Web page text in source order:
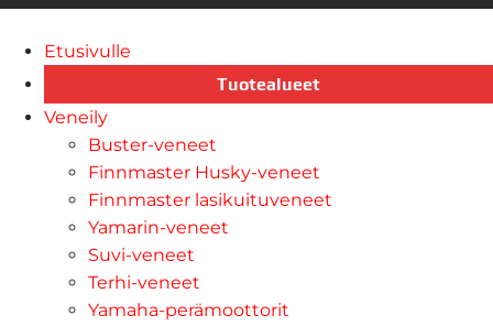
Etusivulle
Tuotealueet
Veneily
Buster-veneet
Finnmaster Husky-veneet
Finnmaster lasikuituveneet
Yamarin-veneet
Suvi-veneet
Terhi-veneet
Yamaha-perämoottorit